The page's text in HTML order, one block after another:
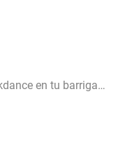
en tu barriga…